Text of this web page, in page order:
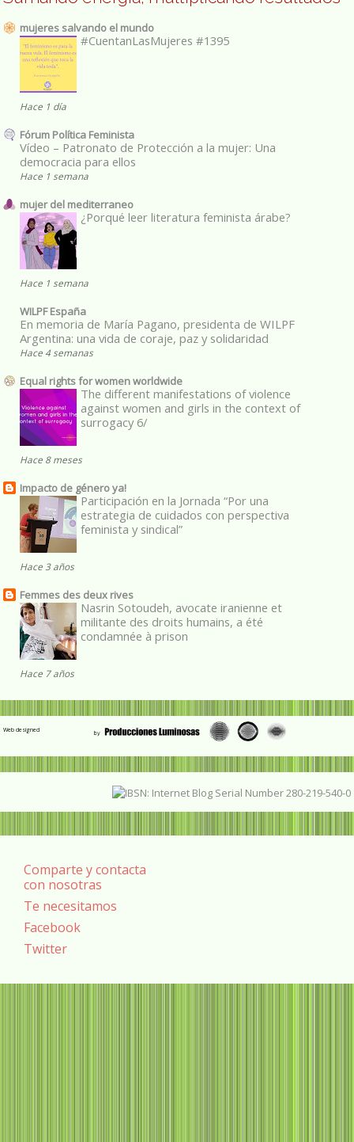
mujeres salvando el mundo
#CuentanLasMujeres #1395
Hace 1 día
Fórum Política Feminista
Vídeo – Patronato de Protección a la mujer: Una
democracia para ellos
Hace 1 semana
mujer del mediterraneo
¿Porqué leer literatura feminista árabe?
Hace 1 semana
WILPF España
En memoria de María Pagano, presidenta de WILPF
Argentina: una vida de coraje, paz y solidaridad
Hace 4 semanas
Equal rights for women worldwide
The different manifestations of violence
against women and girls in the context of
surrogacy 6/
Hace 8 meses
Impacto de género ya!
Participación en la Jornada “Por una
estrategia de cuidados con perspectiva
feminista y sindical”
Hace 3 años
Femmes des deux rives
Nasrin Sotoudeh, avocate iranienne et
militante des droits humains, a été
condamnée à prison
Hace 7 años
Web designed
Comparte y contacta
con nosotras
Te necesitamos
Facebook
Twitter